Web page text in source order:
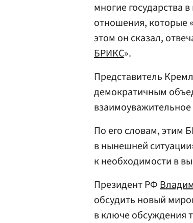
многие государства
отношения, которые
этом он сказал,
БРИКС».
Представитель
демократичным
взаимоуважительное
По его словам, этим
в нынешней
к необходимости в
Президент РФ
обсудить новый
в ключе обсуждения